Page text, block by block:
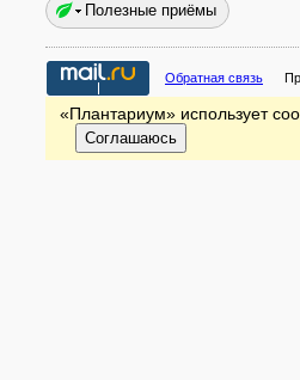
Полезные приёмы
Обратная связь
«Плантариум» использует
Соглашаюсь